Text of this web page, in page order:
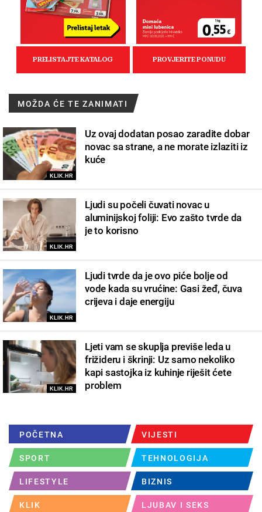
MOŽDA ĆE TE ZANIMATI
KLIK.HR
Uz ovaj dodatan posao zaradite dobar
novac sa strane, a ne morate izlaziti iz
kuće
KLIK.HR
Ljudi su počeli čuvati novac u
aluminijskoj foliji: Evo zašto tvrde da
je to korisno
KLIK.HR
Ljudi tvrde da je ovo piće bolje od
vode kada su vrućine: Gasi žeđ, čuva
crijeva i daje energiju
KLIK.HR
Ljeti vam se skuplja previše leda u
frižideru i škrinji: Uz samo nekoliko
kapi sastojka iz kuhinje riješit ćete
problem
POČETNA VIJESTI
SPORT TEHNOLOGIJA
LIFESTYLE BIZNIS
KLIK LJUBAV I SEKS